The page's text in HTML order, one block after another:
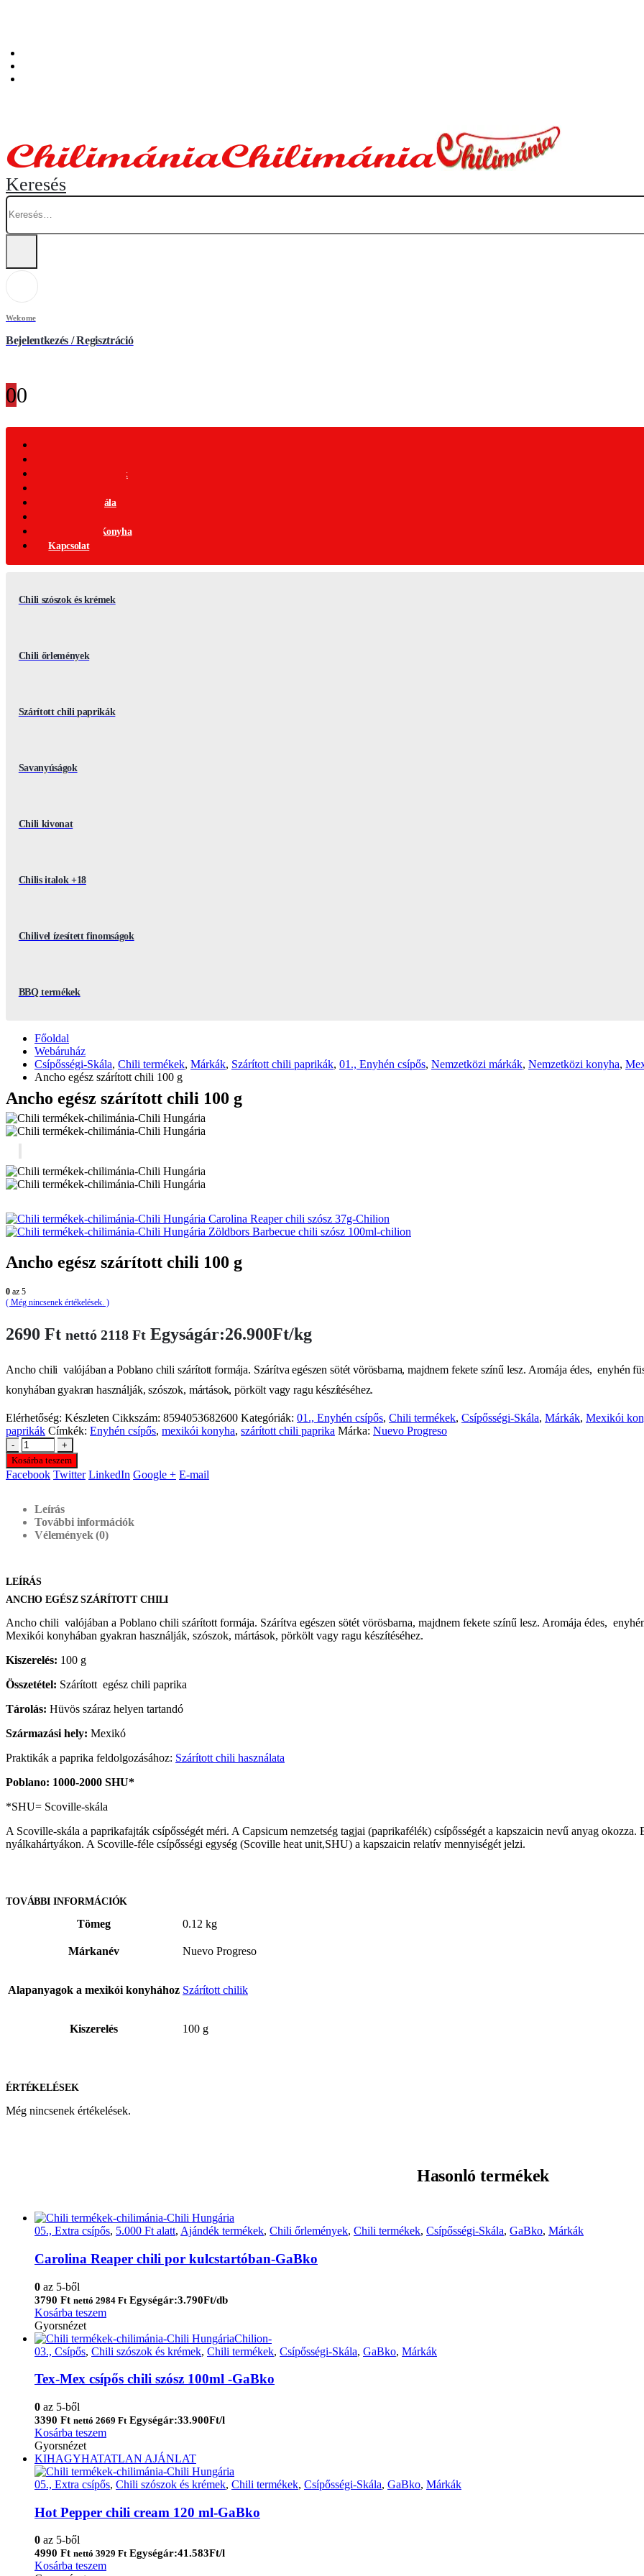
Keresés
Welcome
Bejelentkezés / Regisztráció
00
Ajándék Termékek
Csípősségi-Skála
Nemzetközi Konyha
Kapcsolat
Chili szószok és krémek
Chili őrlemények
Szárított chili paprikák
Savanyúságok
Chili kivonat
Chilis italok +18
Chilivel ízesített finomságok
BBQ termékek
Főoldal
Webáruház
Csípősségi-Skála, Chili termékek, Márkák, Szárított chili paprikák, 01., Enyhén csípős, Nemzetközi márkák, Nemzetközi konyha,
Ancho egész szárított chili 100 g
Ancho egész szárított chili 100 g
Carolina Reaper chili szósz 37g-Chilion
Zöldbors Barbecue chili szósz 100ml-chilion
Ancho egész szárított chili 100 g
0 az 5
( Még nincsenek értékelések. )
2690 Ft nettó 2118 Ft Egyságár:26.900Ft/kg
Ancho chili valójában a Poblano chili szárított formája. Szárítva egészen sötét vörösbarna, majdnem fekete színű lesz. Aromája édes, enyhén
konyhában gyakran használják, szószok, mártások, pörkölt vagy ragu készítéséhez.
Elérhetőség: Készleten Cikkszám: 8594053682600 Kategóriák: 01., Enyhén csípős, Chili termékek, Csípősségi-Skála, Márkák, Mexikói
paprikák Címkék: Enyhén csípős, mexikói konyha, szárított chili paprika Márka: Nuevo Progreso
-
+
Kosárba teszem
Facebook Twitter LinkedIn Google + E-mail
Leírás
További információk
Vélemények (0)
LEÍRÁS
ANCHO EGÉSZ SZÁRÍTOTT CHILI
Ancho chili valójában a Poblano chili szárított formája. Szárítva egészen sötét vörösbarna, majdnem fekete színű lesz. Aromája édes,
Mexikói konyhában gyakran használják, szószok, mártások, pörkölt vagy ragu készítéséhez.
Kiszerelés: 100 g
Összetétel: Szárított egész chili paprika
Tárolás: Hüvös száraz helyen tartandó
Származási hely: Mexikó
Praktikák a paprika feldolgozásához: Szárított chili használata
Poblano: 1000-2000 SHU*
*SHU= Scoville-skála
A Scoville-skála a paprikafajták csípősségét méri. A Capsicum nemzetség tagjai (paprikafélék) csípősségét a kapszaicin nevű anyag
nyálkahártyákon. A Scoville-féle csípősségi egység (Scoville heat unit,SHU) a kapszaicin relatív mennyiségét jelzi.
TOVÁBBI INFORMÁCIÓK
Tömeg 0.12 kg
Márkanév Nuevo Progreso
Alapanyagok a mexikói konyhához Szárított chilik
Kiszerelés 100 g
ÉRTÉKELÉSEK
Még nincsenek értékelések.
Hasonló termékek
05., Extra csípős, 5.000 Ft alatt, Ajándék termékek, Chili őrlemények, Chili termékek, Csípősségi-Skála, GaBko, Márkák
Carolina Reaper chili por kulcstartóban-GaBko
0 az 5-ből
3790 Ft nettó 2984 Ft Egységár:3.790Ft/db
Kosárba teszem
Gyorsnézet
03., Csípős, Chili szószok és krémek, Chili termékek, Csípősségi-Skála, GaBko, Márkák
Tex-Mex csípős chili szósz 100ml -GaBko
0 az 5-ből
3390 Ft nettó 2669 Ft Egységár:33.900Ft/l
Kosárba teszem
Gyorsnézet
KIHAGYHATATLAN AJÁNLAT
05., Extra csípős, Chili szószok és krémek, Chili termékek, Csípősségi-Skála, GaBko, Márkák
Hot Pepper chili cream 120 ml-GaBko
0 az 5-ből
4990 Ft nettó 3929 Ft Egységár:41.583Ft/l
Kosárba teszem